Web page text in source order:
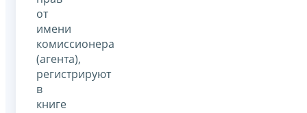
от
имени
комиссионера
(агента),
регистрируют
в
книге